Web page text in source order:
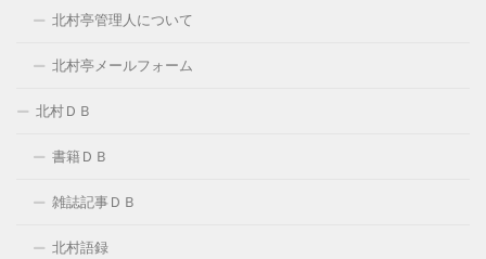
北村亭管理人について
北村亭メールフォーム
北村ＤＢ
書籍ＤＢ
雑誌記事ＤＢ
北村語録